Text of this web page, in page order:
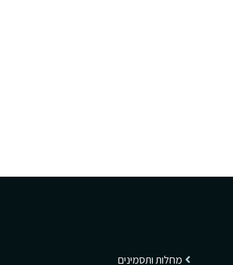
מחלות ותסמינים